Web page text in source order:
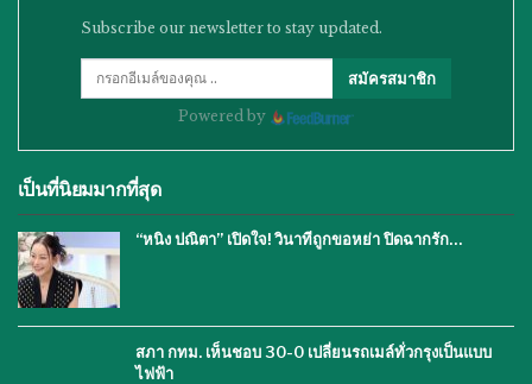
Subscribe our newsletter to stay updated.
สมัครสมาชิก
Powered by
เป็นที่นิยมมากที่สุด
“หนิง ปณิตา” เปิดใจ! วินาทีถูกขอหย่า ปิดฉากรัก…
สภา กทม. เห็นชอบ 30-0 เปลี่ยนรถเมล์ทั่วกรุงเป็นแบบ
ไฟฟ้า